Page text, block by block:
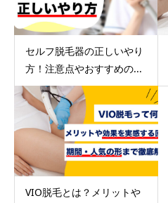
セルフ脱毛器の正しいやり
方！注意点やおすすめの...
VIO脱毛とは？メリットや